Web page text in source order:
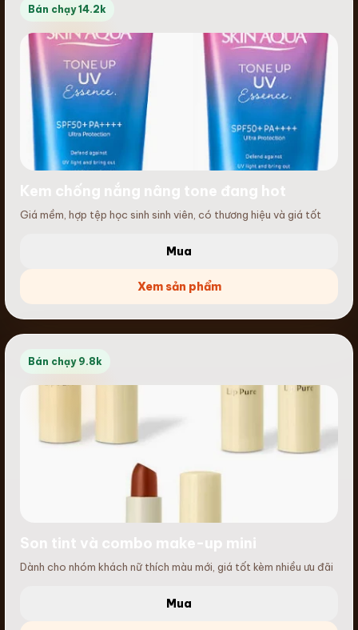
Bán chạy 14.2k
Giá mềm, hợp tệp học sinh sinh viên, có thương hiệu và giá tốt
Mua
Xem sản phẩm
Bán chạy 9.8k
Dành cho nhóm khách nữ thích màu mới, giá tốt kèm nhiều ưu đãi
Mua